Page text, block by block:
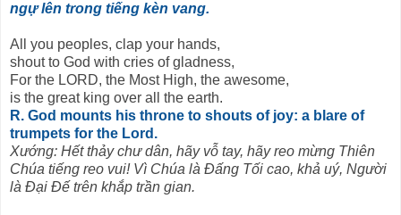
ngự lên trong tiếng kèn vang.
All you peoples, clap your hands,
shout to God with cries of gladness,
For the LORD, the Most High, the awesome,
is the great king over all the earth.
R. God mounts his throne to shouts of joy: a blare of
trumpets for the Lord.
Xướng: Hết thảy chư dân, hãy vỗ tay, hãy reo mừng Thiên
Chúa tiếng reo vui! Vì Chúa là Ðấng Tối cao, khả uý, Người
là Ðại Ðế trên khắp trần gian.